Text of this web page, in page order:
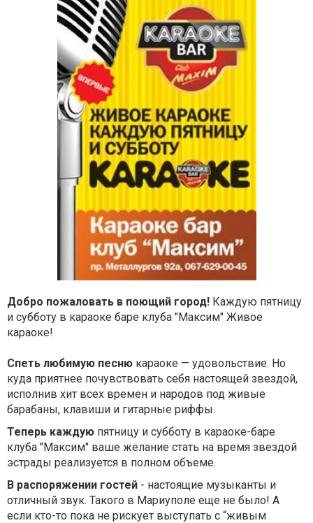
Добро пожаловать в поющий город! Каждую пятницу
и субботу в караоке баре клуба "Максим" Живое
караоке!
Спеть любимую песню караоке — удовольствие. Но
куда приятнее почувствовать себя настоящей звездой,
исполнив хит всех времен и народов под живые
барабаны, клавиши и гитарные риффы.
Теперь каждую пятницу и субботу в караоке-баре
клуба "Максим" ваше желание стать на время звездой
эстрады реализуется в полном объеме.
В распоряжении гостей - настоящие музыканты и
отличный звук. Такого в Мариуполе еще не было! А
если кто-то пока не рискует выступать с “живым